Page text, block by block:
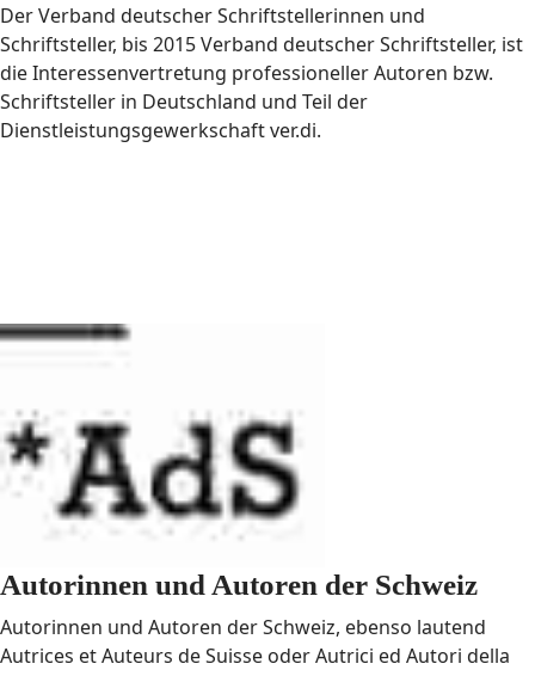
Der Verband deutscher Schriftstellerinnen und
Schriftsteller, bis 2015 Verband deutscher Schriftsteller, ist
die Interessenvertretung professioneller Autoren bzw.
Schriftsteller in Deutschland und Teil der
Dienstleistungsgewerkschaft ver.di.
Autorinnen und Autoren der Schweiz
Autorinnen und Autoren der Schweiz, ebenso lautend
Autrices et Auteurs de Suisse oder Autrici ed Autori della